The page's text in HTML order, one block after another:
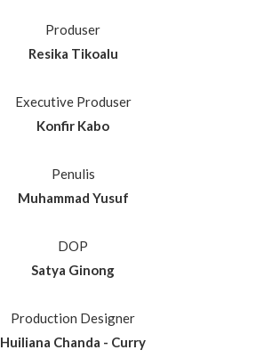
Produser
Resika Tikoalu
Executive Produser
Konfir Kabo
Penulis
Muhammad Yusuf
DOP
Satya Ginong
Production Designer
Huiliana Chanda - Curry